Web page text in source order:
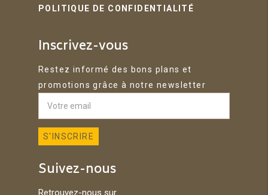
POLITIQUE DE CONFIDENTIALITÉ
Inscrivez-vous
Restez informé des bons plans et
promotions grâce à notre newsletter
Suivez-nous
Retrouvez-nous sur